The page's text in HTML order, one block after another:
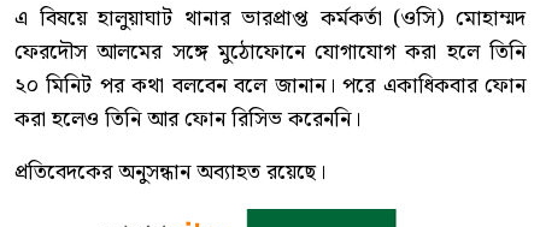
এ বিষয়ে হালুয়াঘাট থানার ভারপ্রাপ্ত কর্মকর্তা (ওসি) মোহাম্মদ
ফেরদৌস আলমের সঙ্গে মুঠোফোনে যোগাযোগ করা হলে তিনি
২০ মিনিট পর কথা বলবেন বলে জানান। পরে একাধিকবার ফোন
করা হলেও তিনি আর ফোন রিসিভ করেননি।
প্রতিবেদকের অনুসন্ধান অব্যাহত রয়েছে।